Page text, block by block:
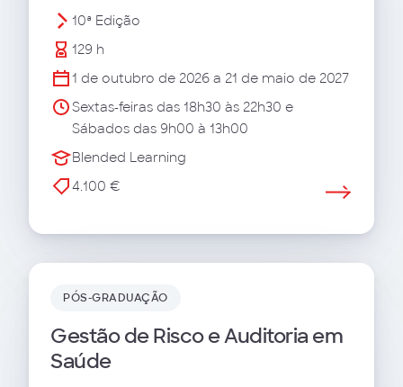
10ª Edição
129 h
1 de outubro de 2026 a 21 de maio de 2027
Sextas-feiras das 18h30 às 22h30 e
Sábados das 9h00 à 13h00
Blended Learning
4.100 €
PÓS-GRADUAÇÃO
Gestão de Risco e Auditoria em
Saúde